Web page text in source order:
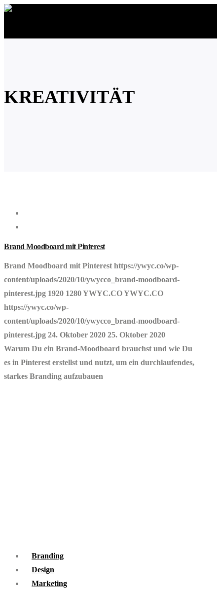
KREATIVITÄT
Brand Moodboard mit Pinterest
Brand Moodboard mit Pinterest https://ywyc.co/wp-
content/uploads/2020/10/ywycco_brand-moodboard-
pinterest.jpg 1920 1280YWYC.COYWYC.CO
https://ywyc.co/wp-
content/uploads/2020/10/ywycco_brand-moodboard-
pinterest.jpg 24. Oktober 2020 25. Oktober 2020
Warum Du ein Brand-Moodboard brauchst und wie Du
es in Pinterest erstellst und nutzt, um ein durchlaufendes,
starkes Branding aufzubauen
Branding
Design
Marketing